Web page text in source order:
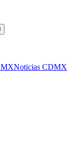
Noticias CDMX